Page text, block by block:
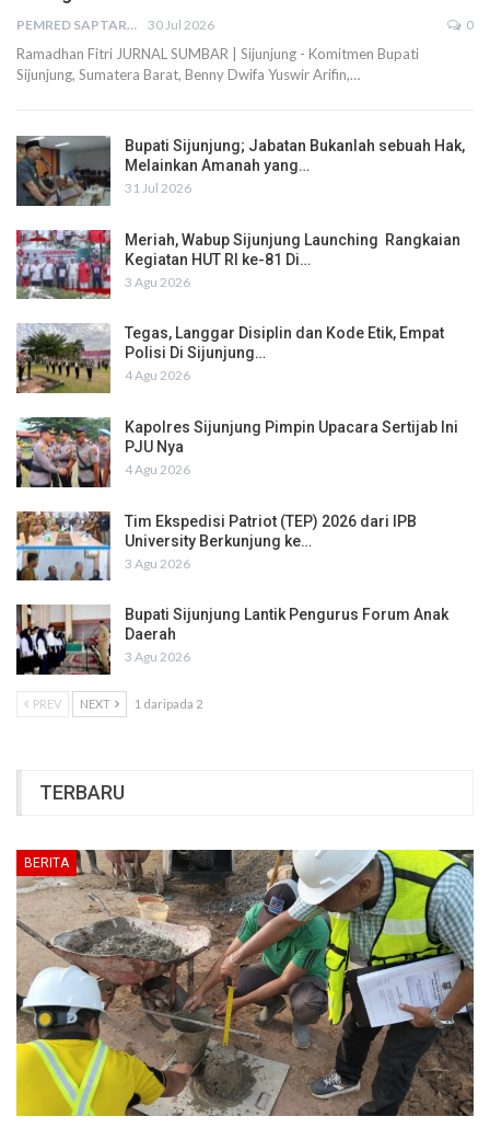
PEMRED SAPTARIUS 30 Jul 2026 0
Ramadhan Fitri JURNAL SUMBAR | Sijunjung - Komitmen Bupati
Sijunjung, Sumatera Barat, Benny Dwifa Yuswir Arifin,…
Bupati Sijunjung; Jabatan Bukanlah sebuah Hak,
Melainkan Amanah yang…
31 Jul 2026
Meriah, Wabup Sijunjung Launching Rangkaian
Kegiatan HUT RI ke-81 Di…
3 Agu 2026
Tegas, Langgar Disiplin dan Kode Etik, Empat
Polisi Di Sijunjung…
4 Agu 2026
Kapolres Sijunjung Pimpin Upacara Sertijab Ini
PJU Nya
4 Agu 2026
Tim Ekspedisi Patriot (TEP) 2026 dari IPB
University Berkunjung ke…
3 Agu 2026
Bupati Sijunjung Lantik Pengurus Forum Anak
Daerah
3 Agu 2026
PREV NEXT 1 daripada 2
TERBARU
BERITA